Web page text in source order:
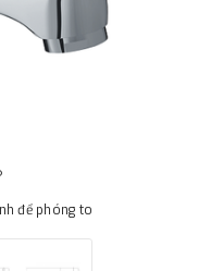
để phóng to